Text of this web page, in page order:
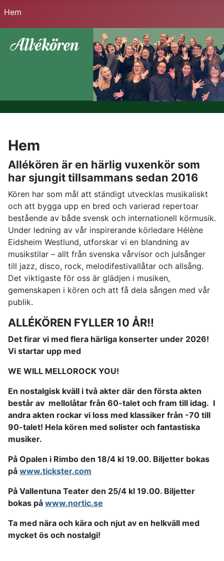
Hem
Hem
Allékören är en härlig vuxenkör som
har sjungit tillsammans sedan 2016
Kören har som mål att ständigt utvecklas musikaliskt
och att bygga upp en bred och varierad repertoar
bestående av både svensk och internationell körmusik.
Under ledning av vår inspirerande körledare Hélène
Eidsheim Westlund, utforskar vi en blandning av
musikstilar – allt från svenska vårvisor och julsånger
till jazz, disco, rock, melodifestivallåtar och allsång.
Det viktigaste för oss är glädjen i musiken,
gemenskapen i kören och att få dela sången med vår
publik.
ALLÉKÖREN FYLLER 10 ÅR!!
Det firar vi med flera härliga konserter under 2026!
Vi startar upp med
WE WILL MELLOROCK YOU!
En nostalgisk kväll i två akter där den första akten
består av mellolåtar från 60-talet och fram till idag. I
andra akten rockar vi loss med klassiker från -70 till
90-talet! Hela kören med solister och fantastiska
musiker.
På Opalen i Rimbo den 18/4 kl 19.00. Biljetter bokas
på www.tickster.com
På Vallentuna Teater den 25/4 kl 19.00. Biljetter
bokas på www.nortic.se
Ta med nära och kära och njut av en helkväll med
mycket ös och nostalgi!